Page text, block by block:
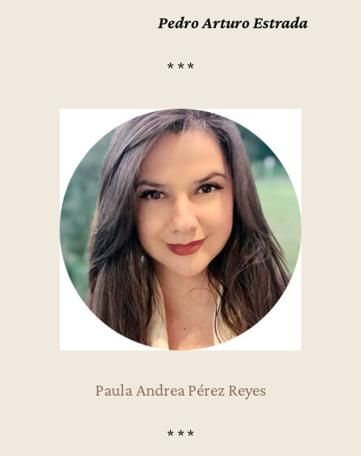
Pedro Arturo Estrada
* * *
Paula Andrea Pérez Reyes
* * *